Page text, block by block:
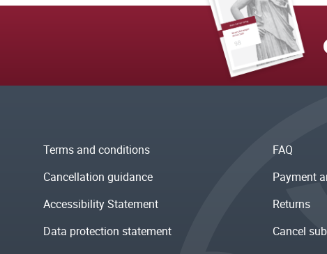
Terms and conditions
Cancellation guidance
Accessibility Statement
Data protection statement
FAQ
Payment
Returns
Cancel